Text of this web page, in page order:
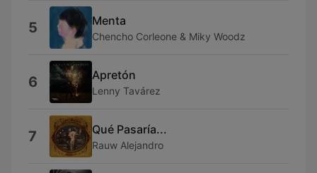
5 Menta
Chencho Corleone & Miky Woodz
6 Apretón
Lenny Tavárez
7 Qué Pasaría...
Rauw Alejandro